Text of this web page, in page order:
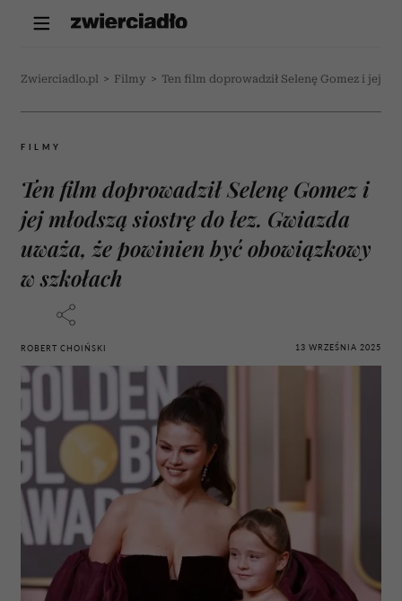
Zwierciadlo.pl > Filmy > Ten film doprowadził Selenę Gomez i jej
FILMY
Ten film doprowadził Selenę Gomez i
jej młodszą siostrę do łez. Gwiazda
uważa, że powinien być obowiązkowy
w szkołach
ROBERT CHOIŃSKI 13 WRZEŚNIA 2025